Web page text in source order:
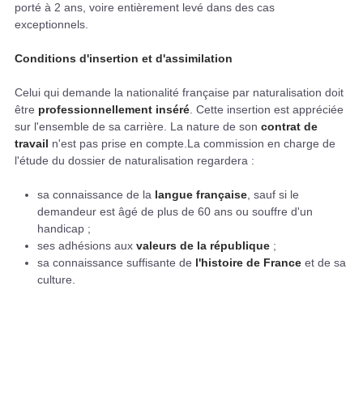
porté à 2 ans, voire entièrement levé dans des cas
exceptionnels.
Conditions d'insertion et d'assimilation
Celui qui demande la nationalité française par naturalisation doit
être professionnellement inséré . Cette insertion est appréciée
sur l'ensemble de sa carrière. La nature de son contrat de
travail n'est pas prise en compte.La commission en charge de
l'étude du dossier de naturalisation regardera :
sa connaissance de la langue française , sauf si le
demandeur est âgé de plus de 60 ans ou souffre d'un
handicap ;
ses adhésions aux valeurs de la république ;
sa connaissance suffisante de l'histoire de France et de sa
culture.